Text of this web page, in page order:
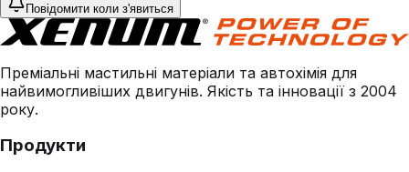
Повідомити коли з'явиться
Преміальні мастильні матеріали та автохімія для
найвимогливіших двигунів. Якість та інновації з 2004
року.
Продукти